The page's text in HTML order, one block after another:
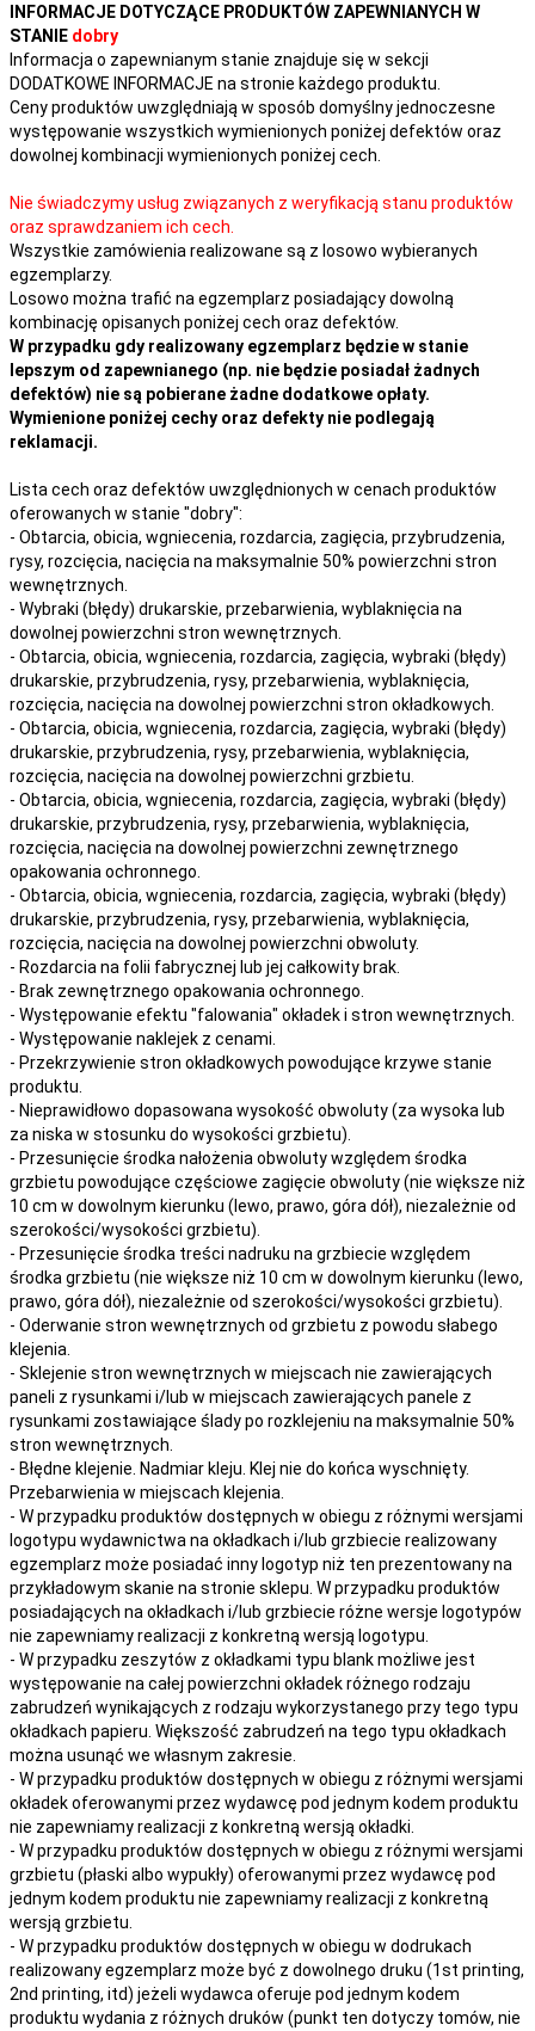
INFORMACJE DOTYCZĄCE PRODUKTÓW ZAPEWNIANYCH W
STANIE dobry
Informacja o zapewnianym stanie znajduje się w sekcji
DODATKOWE INFORMACJE na stronie każdego produktu.
Ceny produktów uwzględniają w sposób domyślny jednoczesne
występowanie wszystkich wymienionych poniżej defektów oraz
dowolnej kombinacji wymienionych poniżej cech.
Nie świadczymy usług związanych z weryfikacją stanu produktów
oraz sprawdzaniem ich cech.
Wszystkie zamówienia realizowane są z losowo wybieranych
egzemplarzy.
Losowo można trafić na egzemplarz posiadający dowolną
kombinację opisanych poniżej cech oraz defektów.
W przypadku gdy realizowany egzemplarz będzie w stanie
lepszym od zapewnianego (np. nie będzie posiadał żadnych
defektów) nie są pobierane żadne dodatkowe opłaty.
Wymienione poniżej cechy oraz defekty nie podlegają
reklamacji.
Lista cech oraz defektów uwzględnionych w cenach produktów
oferowanych w stanie "dobry":
- Obtarcia, obicia, wgniecenia, rozdarcia, zagięcia, przybrudzenia,
rysy, rozcięcia, nacięcia na maksymalnie 50% powierzchni stron
wewnętrznych.
- Wybraki (błędy) drukarskie, przebarwienia, wyblaknięcia na
dowolnej powierzchni stron wewnętrznych.
- Obtarcia, obicia, wgniecenia, rozdarcia, zagięcia, wybraki (błędy)
drukarskie, przybrudzenia, rysy, przebarwienia, wyblaknięcia,
rozcięcia, nacięcia na dowolnej powierzchni stron okładkowych.
- Obtarcia, obicia, wgniecenia, rozdarcia, zagięcia, wybraki (błędy)
drukarskie, przybrudzenia, rysy, przebarwienia, wyblaknięcia,
rozcięcia, nacięcia na dowolnej powierzchni grzbietu.
- Obtarcia, obicia, wgniecenia, rozdarcia, zagięcia, wybraki (błędy)
drukarskie, przybrudzenia, rysy, przebarwienia, wyblaknięcia,
rozcięcia, nacięcia na dowolnej powierzchni zewnętrznego
opakowania ochronnego.
- Obtarcia, obicia, wgniecenia, rozdarcia, zagięcia, wybraki (błędy)
drukarskie, przybrudzenia, rysy, przebarwienia, wyblaknięcia,
rozcięcia, nacięcia na dowolnej powierzchni obwoluty.
- Rozdarcia na folii fabrycznej lub jej całkowity brak.
- Brak zewnętrznego opakowania ochronnego.
- Występowanie efektu "falowania" okładek i stron wewnętrznych.
- Występowanie naklejek z cenami.
- Przekrzywienie stron okładkowych powodujące krzywe stanie
produktu.
- Nieprawidłowo dopasowana wysokość obwoluty (za wysoka lub
za niska w stosunku do wysokości grzbietu).
- Przesunięcie środka nałożenia obwoluty względem środka
grzbietu powodujące częściowe zagięcie obwoluty (nie większe niż
10 cm w dowolnym kierunku (lewo, prawo, góra dół), niezależnie od
szerokości/wysokości grzbietu).
- Przesunięcie środka treści nadruku na grzbiecie względem
środka grzbietu (nie większe niż 10 cm w dowolnym kierunku (lewo,
prawo, góra dół), niezależnie od szerokości/wysokości grzbietu).
- Oderwanie stron wewnętrznych od grzbietu z powodu słabego
klejenia.
- Sklejenie stron wewnętrznych w miejscach nie zawierających
paneli z rysunkami i/lub w miejscach zawierających panele z
rysunkami zostawiające ślady po rozklejeniu na maksymalnie 50%
stron wewnętrznych.
- Błędne klejenie. Nadmiar kleju. Klej nie do końca wyschnięty.
Przebarwienia w miejscach klejenia.
- W przypadku produktów dostępnych w obiegu z różnymi wersjami
logotypu wydawnictwa na okładkach i/lub grzbiecie realizowany
egzemplarz może posiadać inny logotyp niż ten prezentowany na
przykładowym skanie na stronie sklepu. W przypadku produktów
posiadających na okładkach i/lub grzbiecie różne wersje logotypów
nie zapewniamy realizacji z konkretną wersją logotypu.
- W przypadku zeszytów z okładkami typu blank możliwe jest
występowanie na całej powierzchni okładek różnego rodzaju
zabrudzeń wynikających z rodzaju wykorzystanego przy tego typu
okładkach papieru. Większość zabrudzeń na tego typu okładkach
można usunąć we własnym zakresie.
- W przypadku produktów dostępnych w obiegu z różnymi wersjami
okładek oferowanymi przez wydawcę pod jednym kodem produktu
nie zapewniamy realizacji z konkretną wersją okładki.
- W przypadku produktów dostępnych w obiegu z różnymi wersjami
grzbietu (płaski albo wypukły) oferowanymi przez wydawcę pod
jednym kodem produktu nie zapewniamy realizacji z konkretną
wersją grzbietu.
- W przypadku produktów dostępnych w obiegu w dodrukach
realizowany egzemplarz może być z dowolnego druku (1st printing,
2nd printing, itd) jeżeli wydawca oferuje pod jednym kodem
produktu wydania z różnych druków (punkt ten dotyczy tomów, nie